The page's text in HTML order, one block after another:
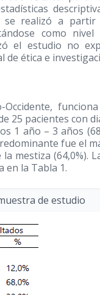
se realizó a partir
como nivel
el estudio no
ética e
25 pacientes con
1 año – 3 años
fue el
mestiza (64,0%).
en la Tabla 1.
de estudio